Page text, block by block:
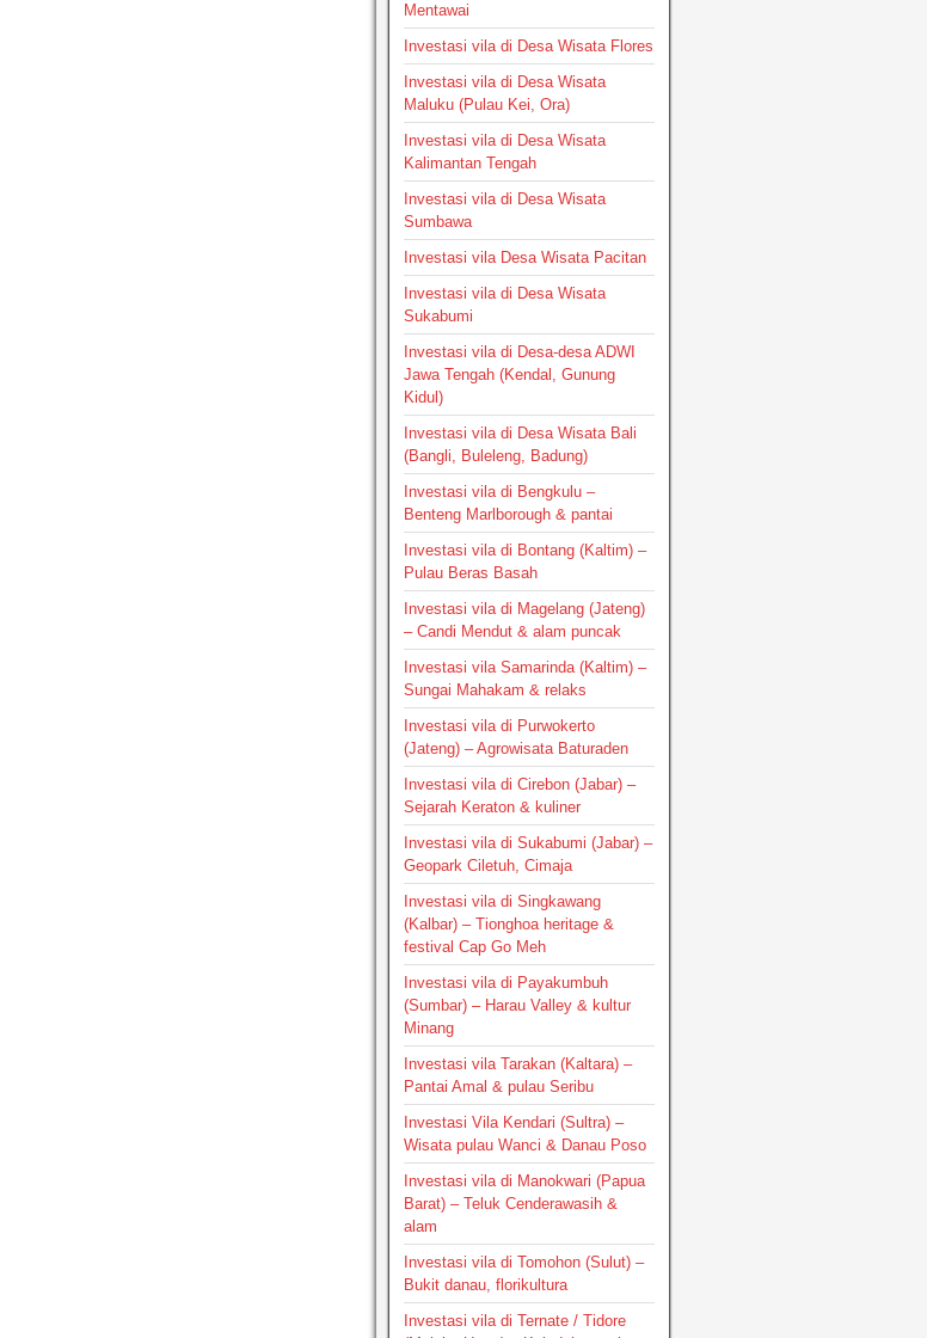
Mentawai
Investasi vila di Desa Wisata Flores
Investasi vila di Desa Wisata
Maluku (Pulau Kei, Ora)
Investasi vila di Desa Wisata
Kalimantan Tengah
Investasi vila di Desa Wisata
Sumbawa
Investasi vila Desa Wisata Pacitan
Investasi vila di Desa Wisata
Sukabumi
Investasi vila di Desa-desa ADWI
Jawa Tengah (Kendal, Gunung
Kidul)
Investasi vila di Desa Wisata Bali
(Bangli, Buleleng, Badung)
Investasi vila di Bengkulu –
Benteng Marlborough & pantai
Investasi vila di Bontang (Kaltim) –
Pulau Beras Basah
Investasi vila di Magelang (Jateng)
– Candi Mendut & alam puncak
Investasi vila Samarinda (Kaltim) –
Sungai Mahakam & relaks
Investasi vila di Purwokerto
(Jateng) – Agrowisata Baturaden
Investasi vila di Cirebon (Jabar) –
Sejarah Keraton & kuliner
Investasi vila di Sukabumi (Jabar) –
Geopark Ciletuh, Cimaja
Investasi vila di Singkawang
(Kalbar) – Tionghoa heritage &
festival Cap Go Meh
Investasi vila di Payakumbuh
(Sumbar) – Harau Valley & kultur
Minang
Investasi vila Tarakan (Kaltara) –
Pantai Amal & pulau Seribu
Investasi Vila Kendari (Sultra) –
Wisata pulau Wanci & Danau Poso
Investasi vila di Manokwari (Papua
Barat) – Teluk Cenderawasih &
alam
Investasi vila di Tomohon (Sulut) –
Bukit danau, florikultura
Investasi vila di Ternate / Tidore